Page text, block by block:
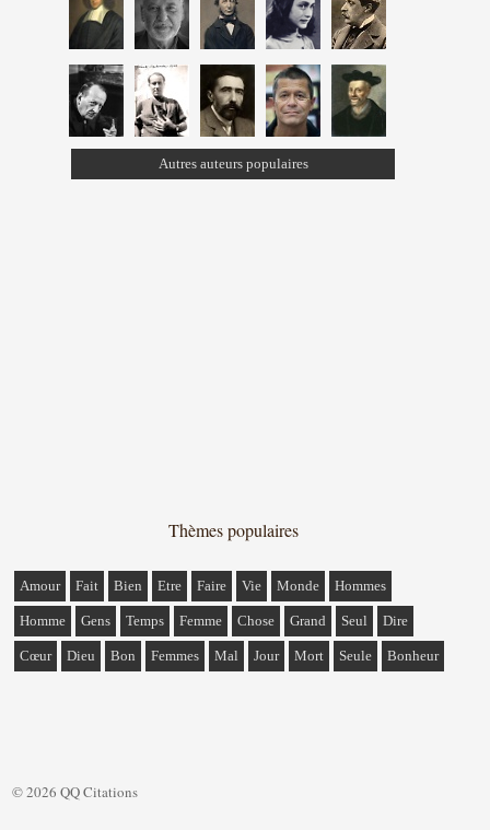
Autres auteurs populaires
Thèmes populaires
Amour Fait Bien Etre Faire Vie Monde Hommes
Homme Gens Temps Femme Chose Grand Seul Dire
Cœur Dieu Bon Femmes Mal Jour Mort Seule Bonheur
© 2026 QQ Citations